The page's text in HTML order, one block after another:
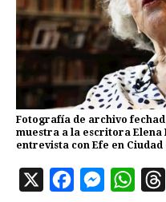
Fotografía de archivo
muestra a la escritora Elena
entrevista con Efe en
X
M
W